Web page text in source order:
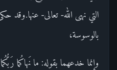
التي نهى الله- تعالى- عنها.وقد
بالوسوسة،
وإنما خدعهما بقوله: ما نَهاكُما